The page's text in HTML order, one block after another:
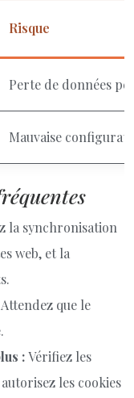
Risque
Perte de données
Mauvaise
la synchronisation
web, et la
Attendez que le
:Vérifiez les
les cookies